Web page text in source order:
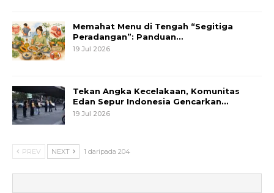
Memahat Menu di Tengah “Segitiga
Peradangan”: Panduan…
19 Jul 2026
Tekan Angka Kecelakaan, Komunitas
Edan Sepur Indonesia Gencarkan…
19 Jul 2026
PREV NEXT 1 daripada 204